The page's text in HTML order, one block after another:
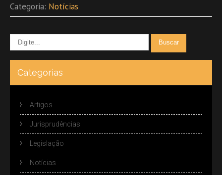
Categoria: Notícias
Categorias
Artigos
Jurisprudências
Legislação
Notícias